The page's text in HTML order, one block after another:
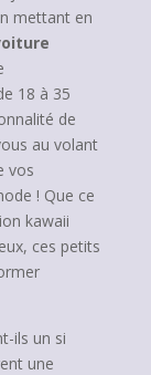
mettant en
18 à 35
de
au volant
vos
! Que ce
kawaii
ces petits
ils un si
une